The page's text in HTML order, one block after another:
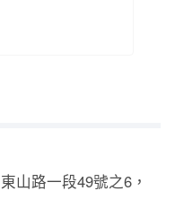
東山路一段49號之6，